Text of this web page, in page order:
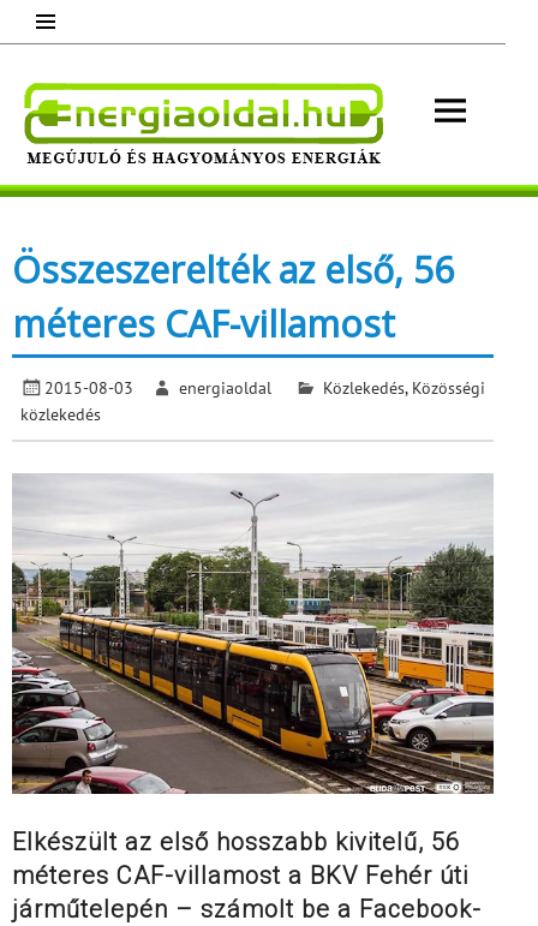
content
Megújuló és hagyományos energiák.
Összeszerelték az első, 56
méteres CAF-villamost
2015-08-03 energiaoldal Közlekedés, Közösségi
közlekedés
Elkészült az első hosszabb kivitelű, 56
méteres CAF-villamost a BKV Fehér úti
járműtelepén – számolt be a Facebook-